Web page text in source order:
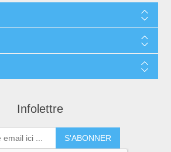
Infolettre
S'ABONNER